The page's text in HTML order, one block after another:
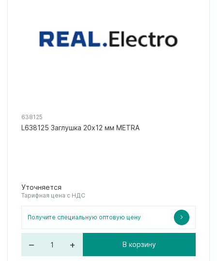
638125
L638125 Заглушка 20x12 мм METRA
Уточняется
Тарифная цена с НДС
Получите специальную оптовую цену
– + В корзину